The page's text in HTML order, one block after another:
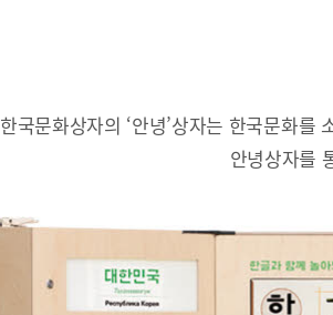
한국문화상자의 ‘안녕’상자는 한국문화
안녕상자를